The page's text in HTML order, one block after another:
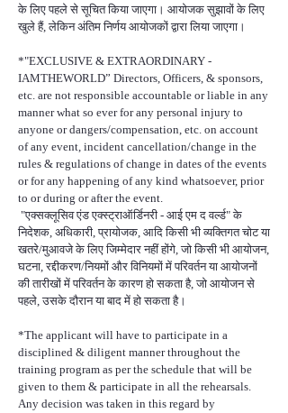
के लिए पहले से सूचित किया जाएगा। आयोजक सुझावों के लिए
खुले हैं, लेकिन अंतिम निर्णय आयोजकों द्वारा लिया जाएगा।
*"EXCLUSIVE & EXTRAORDINARY -
IAMTHEWORLD” Directors, Officers, & sponsors,
etc. are not responsible accountable or liable in any
manner what so ever for any personal injury to
anyone or dangers/compensation, etc. on account
of any event, incident cancellation/change in the
rules & regulations of change in dates of the events
or for any happening of any kind whatsoever, prior
to or during or after the event.
"एक्सक्लूसिव एंड एक्स्ट्राऑर्डिनरी - आई एम द वर्ल्ड" के
निदेशक, अधिकारी, प्रायोजक, आदि किसी भी व्यक्तिगत चोट या
खतरे/मुआवजे के लिए जिम्मेदार नहीं होंगे, जो किसी भी आयोजन,
घटना, रद्दीकरण/नियमों और विनियमों में परिवर्तन या आयोजनों
की तारीखों में परिवर्तन के कारण हो सकता है, जो आयोजन से
पहले, उसके दौरान या बाद में हो सकता है।
*The applicant will have to participate in a
disciplined & diligent manner throughout the
training program as per the schedule that will be
given to them & participate in all the rehearsals.
Any decision was taken in this regard by